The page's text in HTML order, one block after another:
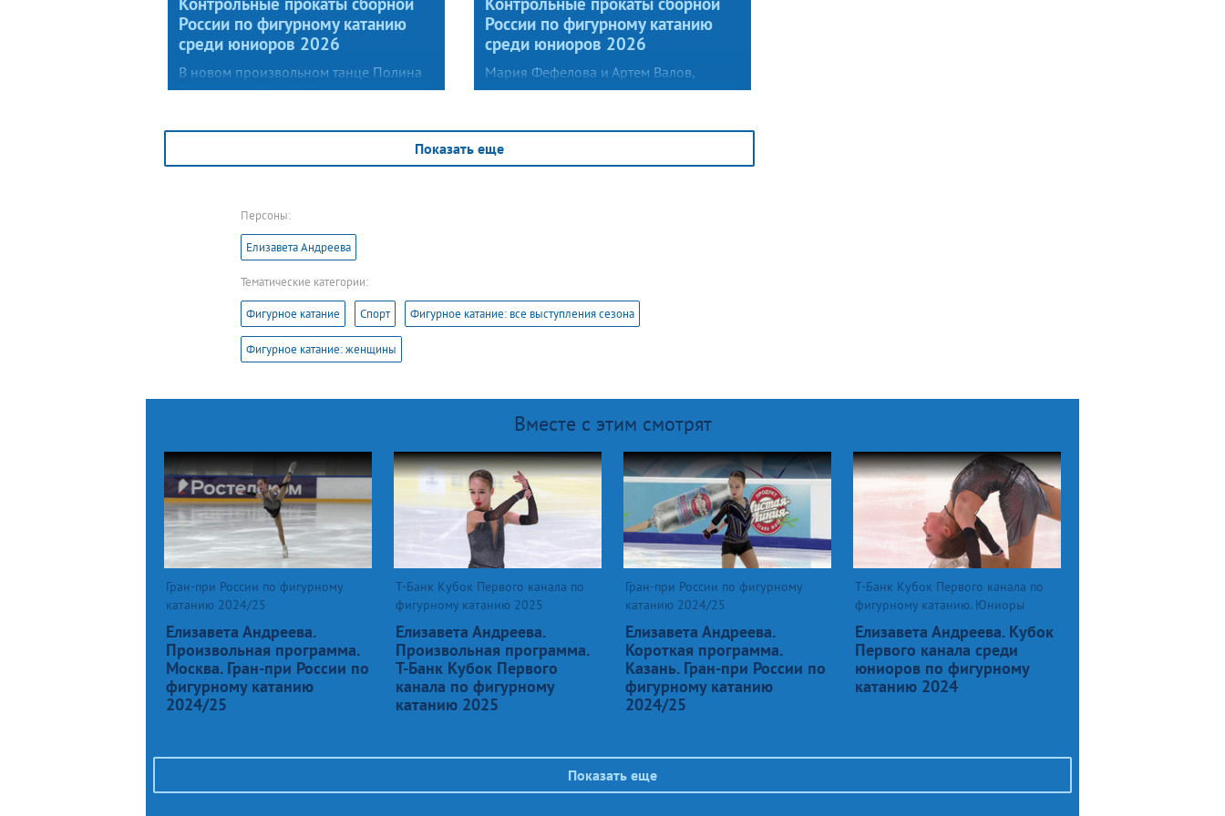
России по фигурному катанию
среди юниоров 2026
В новом произвольном танце Полина
Тихонова и Матвей Лысов окунули
безжалостного Средневековья
альтернативной реальности — на льду
была разыграна «Игра престолов».
России по фигурному катанию
среди юниоров 2026
Мария Фефелова и Артем Валов,
начинающие в текущем сезоне
второй день контрольных прокатов.
В произвольном танце фигуристы
объединили самую известную часть
Показать еще
Персоны:
Елизавета Андреева
Тематические категории:
Фигурное катание Спорт Фигурное катание: все выступления сезона
Фигурное катание: женщины
Вместе с этим смотрят
Гран-при России по фигурному
катанию 2024/25
Елизавета Андреева.
Произвольная программа.
Москва. Гран-при России по
фигурному катанию
2024/25
Т-Банк Кубок Первого канала по
фигурному катанию 2025
Елизавета Андреева.
Произвольная программа.
Т-Банк Кубок Первого
канала по фигурному
катанию 2025
Гран-при России по фигурному
катанию 2024/25
Елизавета Андреева.
Короткая программа.
Казань. Гран-при России по
фигурному катанию
2024/25
Т-Банк Кубок Первого канала по
фигурному катанию. Юниоры
Елизавета Андреева. Кубок
Первого канала среди
юниоров по фигурному
катанию 2024
Показать еще